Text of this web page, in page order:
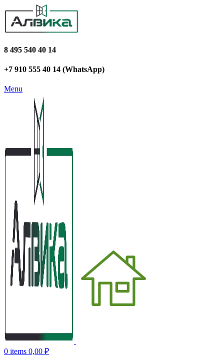
8 495 540 40 14
+7 910 555 40 14 (WhatsApp)
Menu
0 items 0,00 ₽